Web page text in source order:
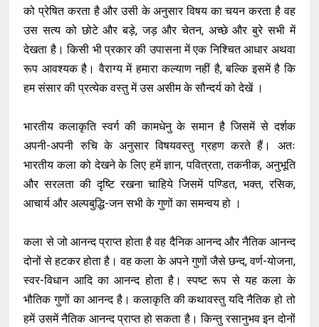
को प्रेषित करता है और उसी के अनुसार विषय का चयन करता है वह
उस सत्य को छोटे और बड़े, जड़ और चेतन, अच्छे और बुरे सभी में
देखता है। किसी भी प्रकार की उपासना में एक निश्चित आधार अथवा
रूप आवश्यक है। वैराग्य में हमारा कल्याण नहीं है, बल्कि इसमें है कि
हम संसार की प्रत्येक वस्तु में उस असीम के सौन्दर्य को देखें ।
भारतीय कलाकृति स्वर्ग की कामधेनु के समान है जिसमें से दर्शक
अपनी-अपनी रुचि के अनुसार विषयवस्तु ग्रहण करते हैं। अतः
भारतीय कला को देखने के लिए हमें ज्ञान, पवित्रता, तकनीक, अनुभूति
और सरलता की दृष्टि रखना चाहिये जिसमें पण्डित, भक्त, रसिक,
आचार्य और अल्पबुद्धि-जन सभी के गुणों का समन्वय हो ।
कला से जो आनन्द प्राप्त होता है वह दैनिक आनन्द और नैतिक आनन्द
दोनों से हटकर होता है। वह कला के अपने गुणों जैसे छन्द, वर्ण-योजना,
स्वर-विधान आदि का आनन्द होता है। स्पष्ट रूप से यह कला के
भौतिक गुणों का आनन्द है। कलाकृति की कथावस्तु यदि नैतिक हो तो
हमें उसमें नैतिक आनन्द प्राप्त हो सकता है। किन्तु रसानुभव इन दोनों